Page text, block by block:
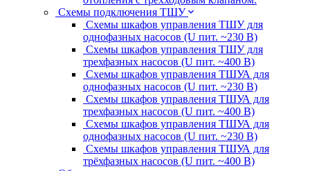
Схемы подключения ТШУ
Схемы шкафов управления ТШУ для
однофазных насосов (U пит. ~230 В)
Схемы шкафов управления ТШУ для
трехфазных насосов (U пит. ~400 В)
Схемы шкафов управления ТШУА для
однофазных насосов (U пит. ~230 В)
Схемы шкафов управления ТШУА для
трехфазных насосов (U пит. ~400 В)
Схемы шкафов управления ТШУА для
однофазных насосов (U пит. ~230 В)
Схемы шкафов управления ТШУА для
трёхфазных насосов (U пит. ~400 В)